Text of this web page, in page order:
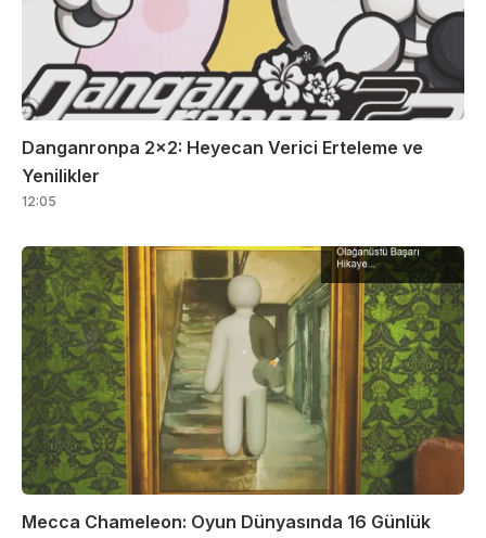
Danganronpa 2×2: Heyecan Verici Erteleme ve
Yenilikler
12:05
Mecca Chameleon: Oyun Dünyasında 16 Günlük